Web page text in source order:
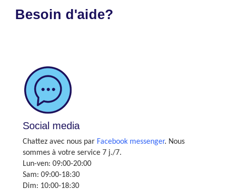
Besoin d'aide?
Social media
Chattez avec nous par Facebook messenger. Nous
sommes à votre service 7 j./7.
Lun-ven: 09:00-20:00
Sam: 09:00-18:30
Dim: 10:00-18:30